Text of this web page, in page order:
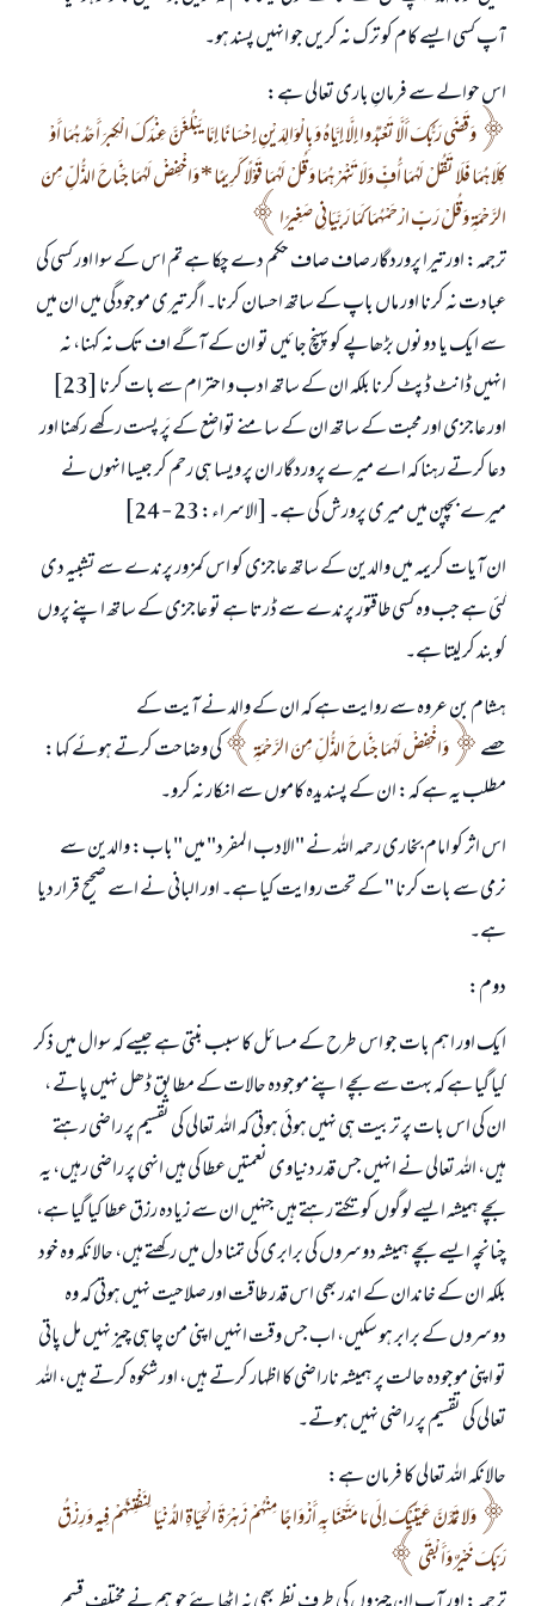
آپ کسی ایسے کام کو ترک نہ کریں جو انہیں پسند ہو۔
اس حوالے سے فرمانِ باری تعالی ہے:
وَقَضَى رَبُّكَ أَلَّا تَعْبُدُوا إِلَّا إِيَّاهُ وَبِالْوَالِدَيْنِ إِحْسَانًا إِمَّا يَبْلُغَنَّ عِنْدَكَ الْكِبَرَ أَحَدُهُمَا أَوْ
كِلَاهُمَا فَلَا تَقُلْ لَهُمَا أُفٍّ وَلَا تَنْهَرْهُمَا وَقُلْ لَهُمَا قَوْلًا كَرِيمًا * وَاخْفِضْ لَهُمَا جَنَاحَ الذُّلِّ مِنَ
الرَّحْمَةِ وَقُلْ رَبِّ ارْحَمْهُمَا كَمَا رَبَّيَانِي صَغِيرًا
ترجمہ: اور تیرا پروردگار صاف صاف حکم دے چکا ہے تم اس کے سوا اور کسی کی
عبادت نہ کرنا اور ماں باپ کے ساتھ احسان کرنا۔ اگر تیری موجودگی میں ان میں
سے ایک یا دونوں بڑھاپے کو پہنچ جائیں تو ان کے آگے اف تک نہ کہنا، نہ
انہیں ڈانٹ ڈپٹ کرنا بلکہ ان کے ساتھ ادب و احترام سے بات کرنا [23]
اور عاجزی اور محبت کے ساتھ ان کے سامنے تواضع کے پَر پست رکھے رکھنا اور
دعا کرتے رہنا کہ اے میرے پروردگار ان پر ویسا ہی رحم کر جیسا انہوں نے
میرے بچپن میں میری پرورش کی ہے۔ [الاسراء: 23 - 24]
ان آیات کریمہ میں والدین کے ساتھ عاجزی کو اس کمزور پرندے سے تشبیہ دی
گئی ہے جب وہ کسی طاقتور پرندے سے ڈرتا ہے تو عاجزی کے ساتھ اپنے پروں
کو بند کر لیتا ہے۔
ہشام بن عروہ سے روایت ہے کہ ان کے والد نے آیت کے
حصے
وَاخْفِضْ لَهُمَا جَنَاحَ الذُّلِّ مِنَ الرَّحْمَةِ
کی وضاحت کرتے ہوئے کہا:
مطلب یہ ہے کہ: ان کے پسندیدہ کاموں سے انکار نہ کرو۔
اس اثر کو امام بخاری رحمہ اللہ نے "الادب المفرد" میں "باب: والدین سے
نرمی سے بات کرنا " کے تحت روایت کیا ہے۔ اور البانی نے اسے صحیح قرار دیا
ہے۔
دوم:
ایک اور اہم بات جو اس طرح کے مسائل کا سبب بنتی ہے جیسے کہ سوال میں ذکر
کیا گیا ہے کہ بہت سے بچے اپنے موجودہ حالات کے مطابق ڈھل نہیں پاتے ،
ان کی اس بات پر تربیت ہی نہیں ہوئی ہوتی کہ اللہ تعالی کی تقسیم پر راضی رہتے
ہیں، اللہ تعالی نے انہیں جس قدر دنیاوی نعمتیں عطا کی ہیں انہی پر راضی رہیں، یہ
بچے ہمیشہ ایسے لوگوں کو تکتے رہتے ہیں جنہیں ان سے زیادہ رزق عطا کیا گیا ہے،
چنانچہ ایسے بچے ہمیشہ دوسروں کی برابری کی تمنا دل میں رکھتے ہیں، حالانکہ وہ خود
بلکہ ان کے خاندان کے اندر بھی اس قدر طاقت اور صلاحیت نہیں ہوتی کہ وہ
دوسروں کے برابر ہو سکیں، اب جس وقت انہیں اپنی من چاہی چیز نہیں مل پاتی
تو اپنی موجودہ حالت پر ہمیشہ ناراضی کا اظہار کرتے ہیں، اور شکوہ کرتے ہیں، اللہ
تعالی کی تقسیم پر راضی نہیں ہوتے۔
حالانکہ اللہ تعالی کا فرمان ہے:
وَلا تَمُدَّنَّ عَيْنَيْكَ إِلَى مَا مَتَّعْنَا بِهِ أَزْوَاجًا مِنْهُمْ زَهْرَةَ الْحَيَاةِ الدُّنْيَا لِنَفْتِنَهُمْ فِيهِ وَرِزْقُ
رَبِّكَ خَيْرٌ وَأَبْقَى